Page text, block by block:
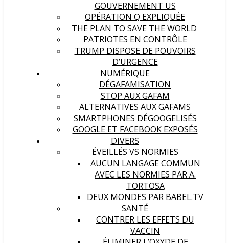
GOUVERNEMENT US
OPÉRATION Q EXPLIQUÉE
THE PLAN TO SAVE THE WORLD
PATRIOTES EN CONTRÔLE
TRUMP DISPOSE DE POUVOIRS
D’URGENCE
NUMÉRIQUE
DÉGAFAMISATION
STOP AUX GAFAM
ALTERNATIVES AUX GAFAMS
SMARTPHONES DÉGOOGELISÉS
GOOGLE ET FACEBOOK EXPOSÉS
DIVERS
ÉVEILLÉS VS NORMIES
AUCUN LANGAGE COMMUN
AVEC LES NORMIES PAR A.
TORTOSA
DEUX MONDES PAR BABEL.TV
SANTÉ
CONTRER LES EFFETS DU
VACCIN